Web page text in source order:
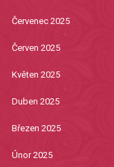
Červenec 2025
Červen 2025
Květen 2025
Duben 2025
Březen 2025
Únor 2025